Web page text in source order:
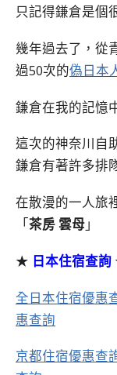
只記得鎌倉是個
幾年過去了，從
過50次的偽日本
鎌倉在我的記憶
這次的神奈川自
鎌倉有著許多排
在散漫的一人旅
「茶房 雲母」
★ 日本住宿查詢
全日本住宿優惠
惠查詢
京都住宿優惠查